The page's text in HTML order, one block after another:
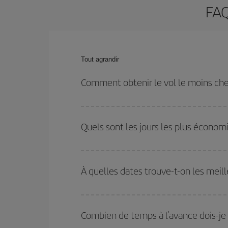
Tout agrandir
Comment obtenir le vol le moins
et les horaires de votre aller-retour.
Quels sont les jours les plus
vous partez, où vous voulez aller et à quelles
mais également pour les jours proches
, à
À quelles dates trouve-t-on les
et des vacances scolaires sont en haute saison.
pourrez bénéficier des meilleurs prix.
Combien de temps à l'avance dois-